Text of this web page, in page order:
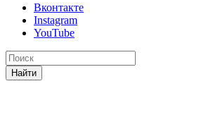
Вконтакте
Instagram
YouTube
Найти